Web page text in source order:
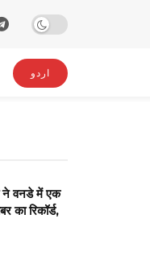
اردو
ने वनडे में एक
का रिकॉर्ड,